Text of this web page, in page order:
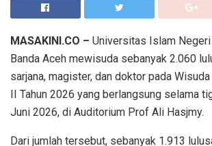
MASAKINI.CO – Universitas Islam Negeri
Banda Aceh mewisuda sebanyak 2.060
sarjana, magister, dan doktor pada
II Tahun 2026 yang berlangsung selama
Juni 2026, di Auditorium Prof Ali Hasjmy.
Dari jumlah tersebut, sebanyak 1.913